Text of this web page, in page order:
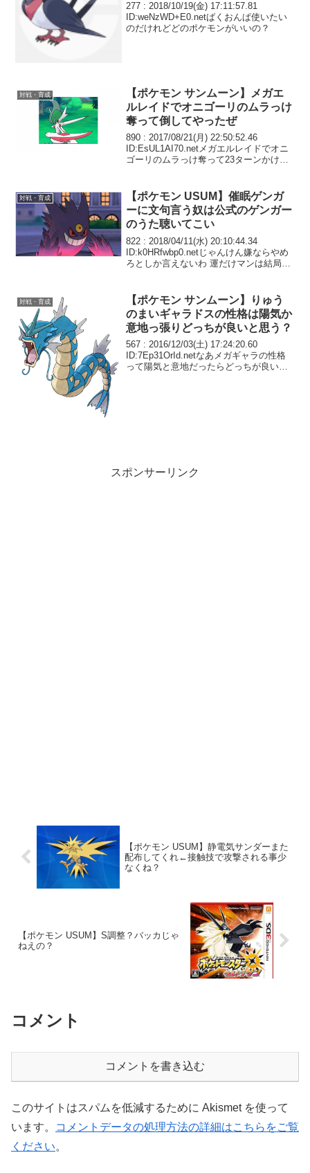
277 : 2018/10/19(金) 17:11:57.81
ID:weNzWD+E0.netばくおんぱ使いたい
のだけれどどのポケモンがいいの？
対戦・育成
【ポケモン サンムーン】メガエ
ルレイドでオニゴーリのムラっけ
奪って倒してやったぜ
890 : 2017/08/21(月) 22:50:52.46
ID:EsUL1AI70.netメガエルレイドでオニ
ゴーリのムラっけ奪って23ターンかけて
対戦・育成
【ポケモン USUM】催眠ゲンガ
ーに文句言う奴は公式のゲンガー
のうた聴いてこい
822 : 2018/04/11(水) 20:10:44.34
ID:k0HRfwbp0.netじゃんけん嫌ならやめ
ろとしか言えないわ 運だけマンは結局レ
対戦・育成
【ポケモン サンムーン】りゅう
のまいギャラドスの性格は陽気か
意地っ張りどっちが良いと思う？
567 : 2016/12/03(土) 17:24:20.60
ID:7Ep31OrId.netなあメガギャラの性格
って陽気と意地だったらどっちが良いと
スポンサーリンク
【ポケモン USUM】静電気サンダーまた
配布してくれ←接触技で攻撃される事少
なくね？
【ポケモン USUM】S調整？バッカじゃ
ねえの？
コメント
コメントを書き込む
このサイトはスパムを低減するために Akismet を使って
います。
コメントデータの処理方法の詳細はこちらをご覧
ください。